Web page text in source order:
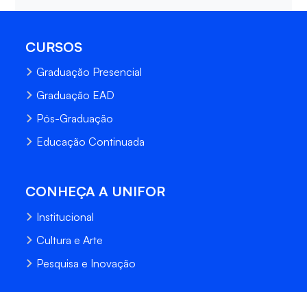
CURSOS
Graduação Presencial
Graduação EAD
Pós-Graduação
Educação Continuada
CONHEÇA A UNIFOR
Institucional
Cultura e Arte
Pesquisa e Inovação